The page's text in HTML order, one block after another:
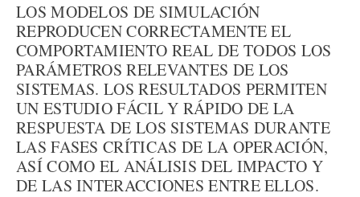
LOS MODELOS DE SIMULACIÓN
REPRODUCEN CORRECTAMENTE EL
COMPORTAMIENTO REAL DE TODOS LOS
PARÁMETROS RELEVANTES DE LOS
SISTEMAS. LOS RESULTADOS PERMITEN
UN ESTUDIO FÁCIL Y RÁPIDO DE LA
RESPUESTA DE LOS SISTEMAS DURANTE
LAS FASES CRÍTICAS DE LA OPERACIÓN,
ASÍ COMO EL ANÁLISIS DEL IMPACTO Y
DE LAS INTERACCIONES ENTRE ELLOS.